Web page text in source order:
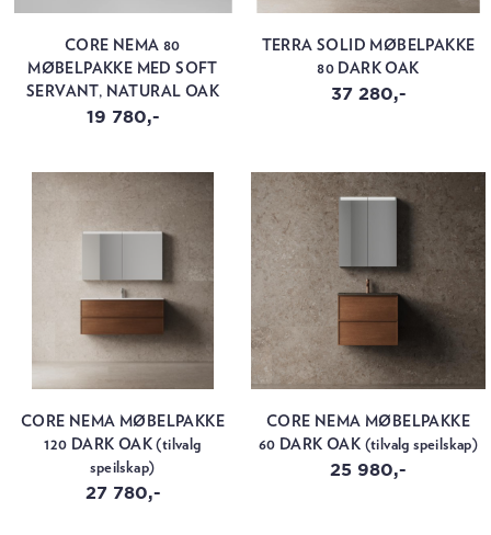
CORE NEMA 80
MØBELPAKKE MED SOFT
SERVANT, NATURAL OAK
19 780,-
TERRA SOLID MØBELPAKKE
80 DARK OAK
37 280,-
CORE NEMA MØBELPAKKE
120 DARK OAK (tilvalg
speilskap)
27 780,-
CORE NEMA MØBELPAKKE
60 DARK OAK (tilvalg speilskap)
25 980,-